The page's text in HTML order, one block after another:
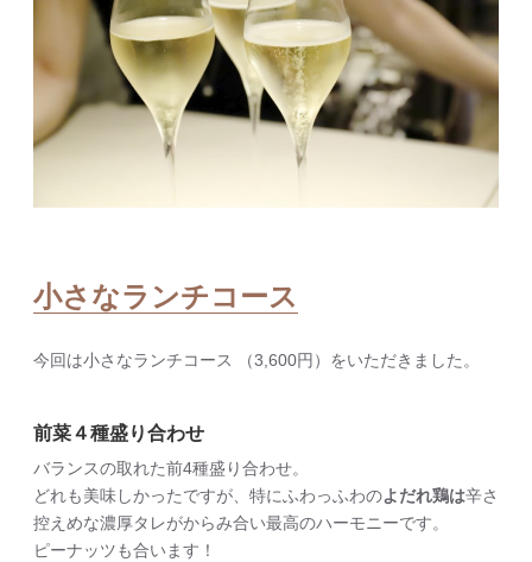
小さなランチコース
今回は小さなランチコース （3,600円）をいただきました。
前菜４種盛り合わせ
バランスの取れた前4種盛り合わせ。
どれも美味しかったですが、特にふわっふわのよだれ鶏は辛さ
控えめな濃厚タレがからみ合い最高のハーモニーです。
ピーナッツも合います！